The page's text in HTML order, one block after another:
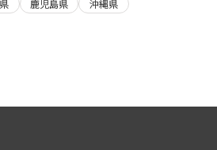
鹿児島県 沖縄県